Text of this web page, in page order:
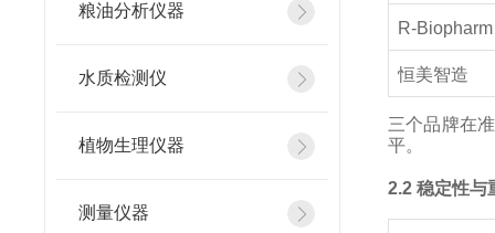
粮油分析仪器
水质检测仪
植物生理仪器
测量仪器
R-Biopharm
恒美智造
三个品牌在
平。
2.2 稳定性与